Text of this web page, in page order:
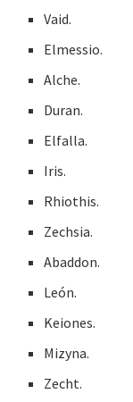
Vaid.
Elmessio.
Alche.
Duran.
Elfalla.
Iris.
Rhiothis.
Zechsia.
Abaddon.
León.
Keiones.
Mizyna.
Zecht.